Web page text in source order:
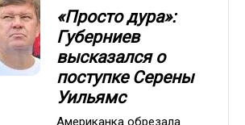
«Просто дура»:
Губерниев
высказался о
поступке Серены
Уильямс
Американка обрезала